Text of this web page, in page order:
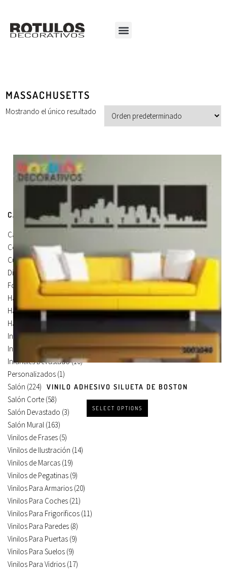
MASSACHUSETTS
Mostrando el único resultado
VINILO ADHESIVO SILUETA DE BOSTON
SELECT OPTIONS
CATEGORÍAS DE PRODUCTOS
Carteles Para Puertas
Cocina (13)
Cuadros en Vinilos (105)
Diseños en Vinilo
(8)
Foto Lienzo(51)
Habitación(4)
Habitación Corte(3)
Habitación Devastado
Infantiles(75)
Infantiles Corte(65)
Infantiles Devastado(10)
Personalizados (1)
Salón (224)
Salón Corte (58)
Salón Devastado (3)
Salón Mural (163)
Vinilos de Frases (5)
Vinilos de Ilustración (14)
Vinilos de Marcas (19)
Vinilos de Pegatinas (9)
Vinilos Para Armarios (20)
Vinilos Para Coches (21)
Vinilos Para Frigorificos (11)
Vinilos Para Paredes (8)
Vinilos Para Puertas (9)
Vinilos Para Suelos (9)
Vinilos Para Vidrios (17)